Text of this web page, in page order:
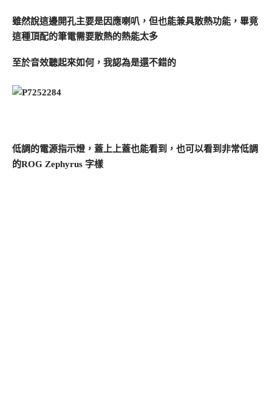
雖然說這邊開孔主要是因應喇叭，但也能兼具散熱功能，畢竟
這種頂配的筆電需要散熱的熱能太多
至於音效聽起來如何，我認為是還不錯的
低調的電源指示燈，蓋上上蓋也能看到，也可以看到非常低調
的ROG Zephyrus 字樣